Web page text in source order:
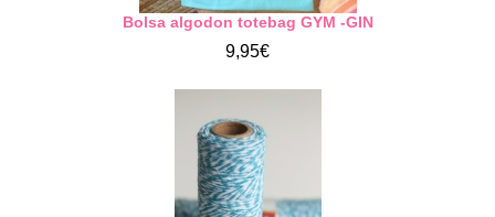
Bolsa algodon totebag GYM -GIN
9,95€